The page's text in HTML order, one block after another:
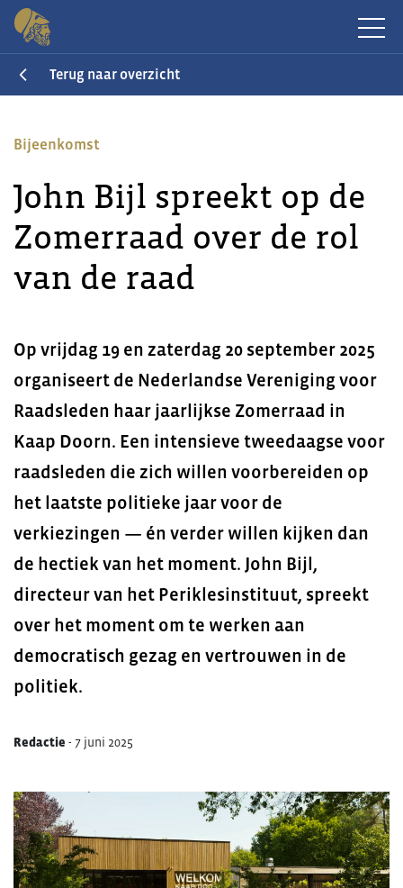
Terug naar overzicht
Bijeenkomst
John Bijl spreekt op de
Zomerraad over de rol
van de raad
Op vrijdag 19 en zaterdag 20 september 2025
organiseert de Nederlandse Vereniging voor
Raadsleden haar jaarlijkse Zomerraad in
Kaap Doorn. Een intensieve tweedaagse voor
raadsleden die zich willen voorbereiden op
het laatste politieke jaar voor de
verkiezingen — én verder willen kijken dan
de hectiek van het moment. John Bijl,
directeur van het Periklesinstituut, spreekt
over het moment om te werken aan
democratisch gezag en vertrouwen in de
politiek.
Redactie - 7 juni 2025